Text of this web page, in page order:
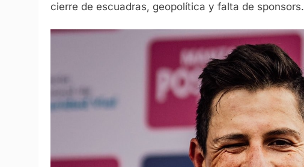
cierre de escuadras, geopolítica y falta de sponsors.